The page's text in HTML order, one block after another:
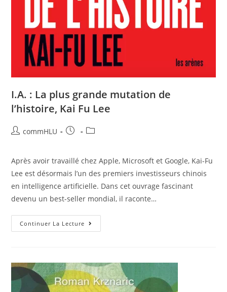
I.A. : La plus grande mutation de
l’histoire, Kai Fu Lee
commHLU
Après avoir travaillé chez Apple, Microsoft et Google, Kai-Fu
Lee est désormais l’un des premiers investisseurs chinois
en intelligence artificielle. Dans cet ouvrage fascinant
devenu un best-seller mondial, il raconte…
Continuer La Lecture